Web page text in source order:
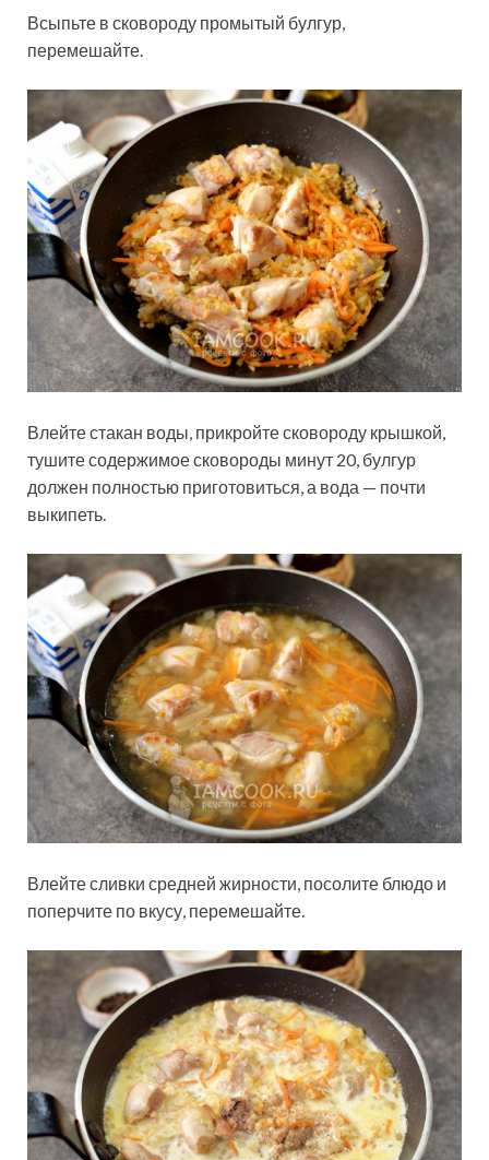
Всыпьте в сковороду промытый булгур,
перемешайте.
Влейте стакан воды, прикройте сковороду крышкой,
тушите содержимое сковороды минут 20, булгур
должен полностью приготовиться, а вода — почти
выкипеть.
Влейте сливки средней жирности, посолите блюдо и
поперчите по вкусу, перемешайте.